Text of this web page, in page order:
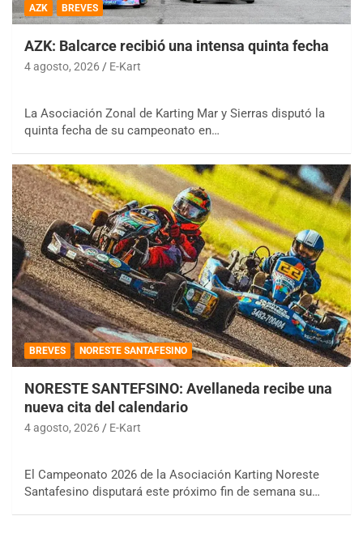
AZK BREVES
AZK: Balcarce recibió una intensa quinta fecha
4 agosto, 2026 E-Kart
La Asociación Zonal de Karting Mar y Sierras disputó la
quinta fecha de su campeonato en…
BREVES NORESTE SANTAFESINO
NORESTE SANTEFSINO: Avellaneda recibe una
nueva cita del calendario
4 agosto, 2026 E-Kart
El Campeonato 2026 de la Asociación Karting Noreste
Santafesino disputará este próximo fin de semana su…